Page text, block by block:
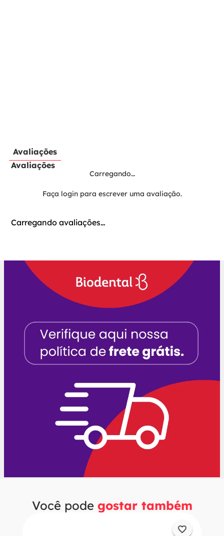
Avaliações
Avaliações
Carregando…
Faça login para escrever uma avaliação.
Carregando avaliações…
Você pode gostar também